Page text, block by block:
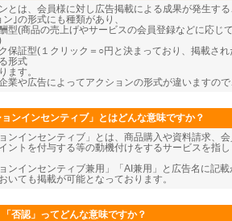
とは、会員様に対し広告掲載による成果が発生す
ン｣の形式にも種類があり、
型(商品の売上げやサービスの会員登録などに応
保証型(１クリック＝○円と決まっており、掲載さ
形式
ます。
業や広告によってアクションの形式が違いますの
ョンインセンティブ」とはどんな意味ですか？
ョンインセンティブ」とは、商品購入や資料請求、
ントを付与する等の動機付けをするサービスを指
ョンインセンティブ兼用」「AI兼用」と広告名に記
いても掲載が可能となっております。
「否認」ってどんな意味ですか？